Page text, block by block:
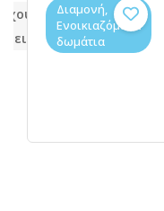
ακόμα
Διαμονή,
Ενοικιαζόμενα
δωμάτια